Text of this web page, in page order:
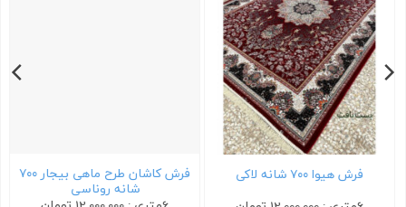
فرش هیوا ۷۰۰ شانه لاکی
فرش کاشان طرح ماهی بیجار ۷۰۰
شانه روناسی